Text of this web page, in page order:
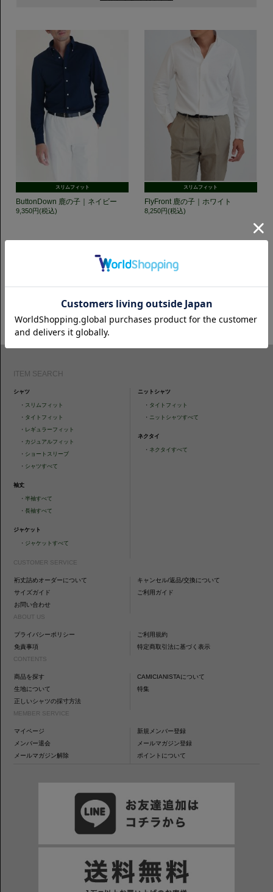
スリムフィット
ButtonDown 鹿の子｜ネイビー
9,350円(税込)
スリムフィット
FlyFront 鹿の子｜ホワイト
8,250円(税込)
CAMICIANISTAの最新情報、スタイル提案などをおしらせします。是非フ
ォローください。
ITEM SEARCH
シャツ
・ スリムフィット
・ タイトフィット
・ レギュラーフィット
・ カジュアルフィット
・ ショートスリーブ
・ シャツすべて
袖丈
・半袖すべて
・長袖すべて
ジャケット
・ ジャケットすべて
ニットシャツ
・ タイトフィット
・ ニットシャツすべて
ネクタイ
・ ネクタイすべて
CUSTOMER SERVICE
裄丈詰めオーダーについて
キャンセル/返品/交換について
サイズガイド
ご利用ガイド
お問い合わせ
ABOUT US
プライバシーポリシー
ご利用規約
免責事項
特定商取引法に基づく表示
CONTENTS
商品を探す
CAMICIANISTAについて
生地について
特集
正しいシャツの採寸方法
MEMBER SERVICE
マイページ
新規メンバー登録
メンバー退会
メールマガジン登録
メールマガジン解除
ポイントについて